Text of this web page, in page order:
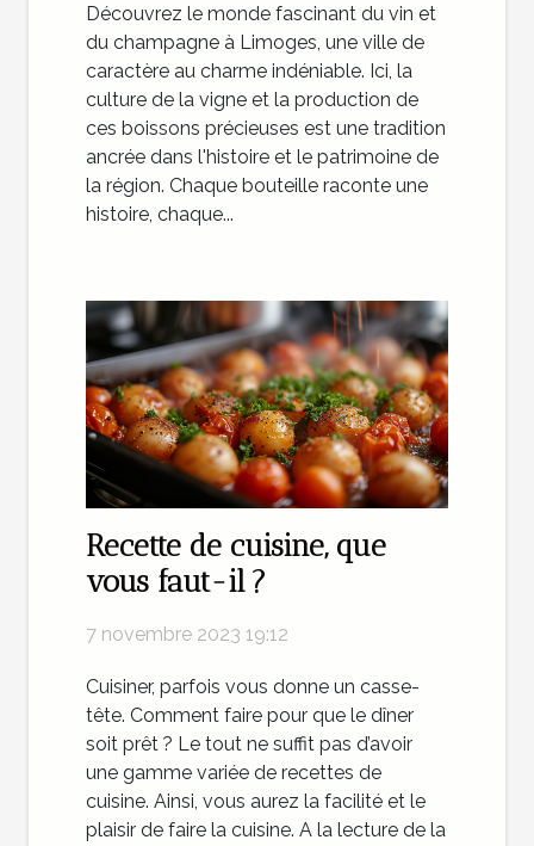
Découvrez le monde fascinant du vin et
du champagne à Limoges, une ville de
caractère au charme indéniable. Ici, la
culture de la vigne et la production de
ces boissons précieuses est une tradition
ancrée dans l'histoire et le patrimoine de
la région. Chaque bouteille raconte une
histoire, chaque...
Recette de cuisine, que
vous faut-il ?
7 novembre 2023 19:12
Cuisiner, parfois vous donne un casse-
tête. Comment faire pour que le dîner
soit prêt ? Le tout ne suffit pas d’avoir
une gamme variée de recettes de
cuisine. Ainsi, vous aurez la facilité et le
plaisir de faire la cuisine. A la lecture de la